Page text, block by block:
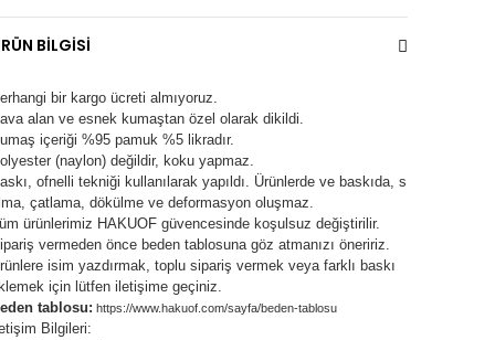
BİLGİSİ
bir kargo ücreti almıyoruz.
alan ve esnek kumaştan özel olarak dikildi.
içeriği %95 pamuk %5 likradır.
(naylon) değildir, koku yapmaz.
ofnelli tekniği kullanılarak yapıldı. Ürünlerde ve baskıda, s
çatlama, dökülme ve deformasyon oluşmaz.
ürünlerimiz HAKUOF güvencesinde koşulsuz değiştirilir.
vermeden önce beden tablosuna göz atmanızı öneririz.
isim yazdırmak, toplu sipariş vermek veya farklı baskı
için lütfen iletişime geçiniz.
tablosu: https://www.hakuof.com/sayfa/beden-tablosu
Bilgileri: